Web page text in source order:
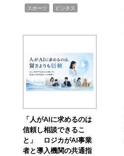
スポーツ ビジネス
「人がAIに求めるのは
信頼し相談できるこ
と」 ロジカがAI事業
者と導入機関の共通指